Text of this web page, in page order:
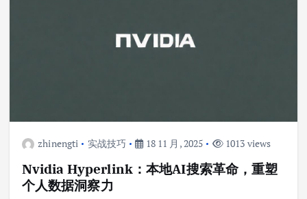
zhinengti 实战技巧 18 11 月, 2025 1013 views
Nvidia Hyperlink：本地AI搜索革命，重塑
个人数据洞察力